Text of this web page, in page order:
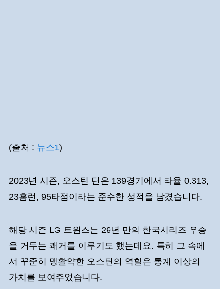
(출처 : 뉴스1)
2023년 시즌, 오스틴 딘은 139경기에서 타율 0.313,
23홈런, 95타점이라는 준수한 성적을 남겼습니다.
해당 시즌 LG 트윈스는 29년 만의 한국시리즈 우승
을 거두는 쾌거를 이루기도 했는데요. 특히 그 속에
서 꾸준히 맹활약한 오스틴의 역할은 통계 이상의
가치를 보여주었습니다.